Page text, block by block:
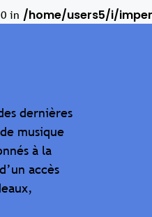
in /home/users5/i/
dernières
musique
à la
accès